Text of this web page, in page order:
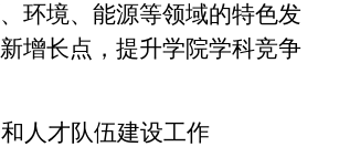
环境、能源等领域的特色发
增长点，提升学院学科竞争
人才队伍建设工作